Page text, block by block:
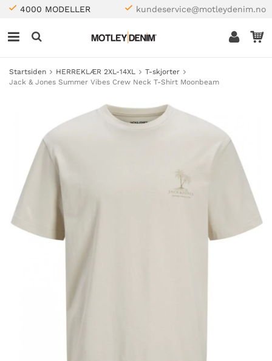
4000 MODELLER kundeservice@motleydenim.no
Startsiden HERREKLÆR 2XL-14XL
T-skjorter
Jack & Jones Summer Vibes Crew Neck T-Shirt Moonbeam